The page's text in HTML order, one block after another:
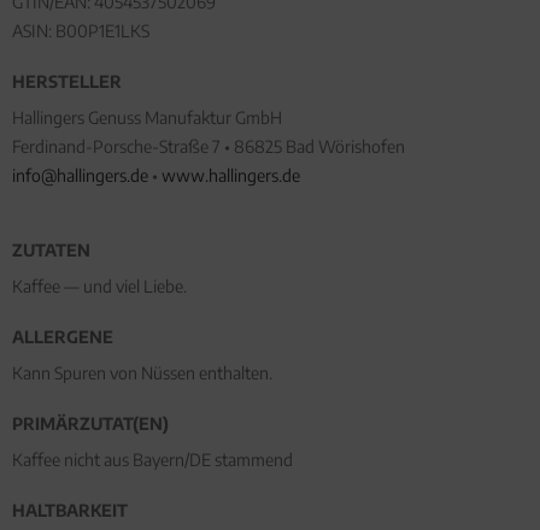
ASIN: B00P1E1LKS
HERSTELLER
Hallingers Genuss Manufaktur GmbH
Ferdinand-Porsche-Straße 7 • 86825 Bad Wörishofen
info@hallingers.de • www.hallingers.de
ZUTATEN
Kaffee — und viel Liebe.
ALLERGENE
Kann Spuren von Nüssen enthalten.
PRIMÄRZUTAT(EN)
Kaffee nicht aus Bayern/DE stammend
HALTBARKEIT